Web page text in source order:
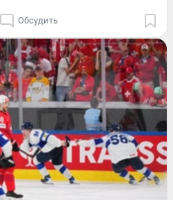
Обсудить